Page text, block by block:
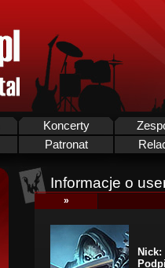
Koncerty
Patronat
Informacje o
»
Nick: